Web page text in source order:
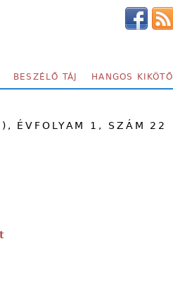
BESZÉLŐ TÁJ HANGOS KIKÖTŐ
ÉVFOLYAM 1, SZÁM 22